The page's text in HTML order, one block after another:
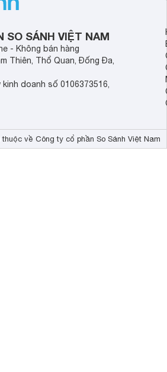
trong năm
nghệ hỗ trợ nâng
SO SÁNH VIỆT NAM
- Không bán hàng
Thiên, Thổ Quan, Đống Đa,
doanh số 0106373516,
về Công ty cổ phần So Sánh Việt Nam